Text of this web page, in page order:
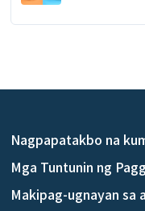
lasa: Juicy
Nagpapatakbo na
Mga Tuntunin ng
Makipag-ugnayan sa